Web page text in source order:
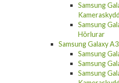
Samsung
Hörlurar
Samsung Galaxy A35
Samsung
Samsung
Samsung